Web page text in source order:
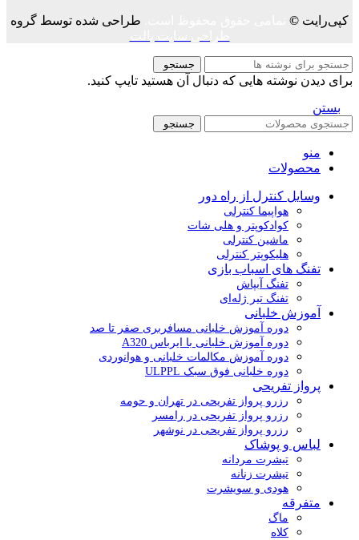
کپی‌رایت ©
طراحی شده توسط گروه
جستجو
برای دیدن نوشته هایی که دنبال آن هستید تایپ کنید.
بستن
جستجو
منو
محصولات
وسایل کنترل از راه دور
هواپیما کنترلی
کوادکوپتر و هلی شات
ماشین کنترلی
هلیکوپتر کنترلی
تفنگ های اسباب بازی
تفنگ آبپاش
تفنگ تیر ژله‌ای
آموزش خلبانی
دوره آموزش خلبانی مسافربری صفر تا صد
دوره آموزش خلبانی با ایرباس A320
دوره آموزش مکالمات خلبانی و هوانوردی
دوره خلبانی فوق سبک ULPPL
پرواز تفریحی
رزرو پرواز تفریحی در تهران و حومه
رزرو پرواز تفریحی در رامسر
رزرو پرواز تفریحی در نوشهر
لباس و پوشاک
تیشرت مردانه
تیشرت زنانه
هودی و سویشرت
متفرقه
ماگ
کلاه